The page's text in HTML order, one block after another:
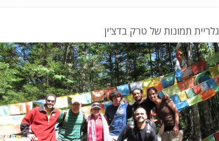
גלריית תמונות של טרק בדצ'ין